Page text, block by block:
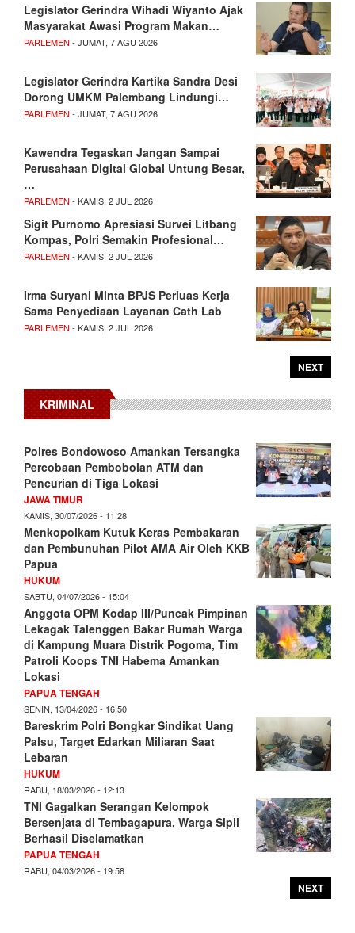
Legislator Gerindra Wihadi Wiyanto Ajak
Masyarakat Awasi Program Makan…
PARLEMEN - JUMAT, 7 AGU 2026
Legislator Gerindra Kartika Sandra Desi
Dorong UMKM Palembang Lindungi…
PARLEMEN - JUMAT, 7 AGU 2026
Kawendra Tegaskan Jangan Sampai
Perusahaan Digital Global Untung Besar,
…
PARLEMEN - KAMIS, 2 JUL 2026
Sigit Purnomo Apresiasi Survei Litbang
Kompas, Polri Semakin Profesional…
PARLEMEN - KAMIS, 2 JUL 2026
Irma Suryani Minta BPJS Perluas Kerja
Sama Penyediaan Layanan Cath Lab
PARLEMEN - KAMIS, 2 JUL 2026
NEXT
KRIMINAL
Polres Bondowoso Amankan Tersangka
Percobaan Pembobolan ATM dan
Pencurian di Tiga Lokasi
JAWA TIMUR
KAMIS, 30/07/2026 - 11:28
Menkopolkam Kutuk Keras Pembakaran
dan Pembunuhan Pilot AMA Air Oleh KKB
Papua
HUKUM
SABTU, 04/07/2026 - 15:04
Anggota OPM Kodap III/Puncak Pimpinan
Lekagak Talenggen Bakar Rumah Warga
di Kampung Muara Distrik Pogoma, Tim
Patroli Koops TNI Habema Amankan
Lokasi
PAPUA TENGAH
SENIN, 13/04/2026 - 16:50
Bareskrim Polri Bongkar Sindikat Uang
Palsu, Target Edarkan Miliaran Saat
Lebaran
HUKUM
RABU, 18/03/2026 - 12:13
TNI Gagalkan Serangan Kelompok
Bersenjata di Tembagapura, Warga Sipil
Berhasil Diselamatkan
PAPUA TENGAH
RABU, 04/03/2026 - 19:58
NEXT